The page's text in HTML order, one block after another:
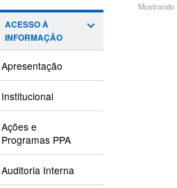
ACESSO À
INFORMAÇÃO
Apresentação
Institucional
Ações e
Programas PPA
Auditoria Interna
Mostrando